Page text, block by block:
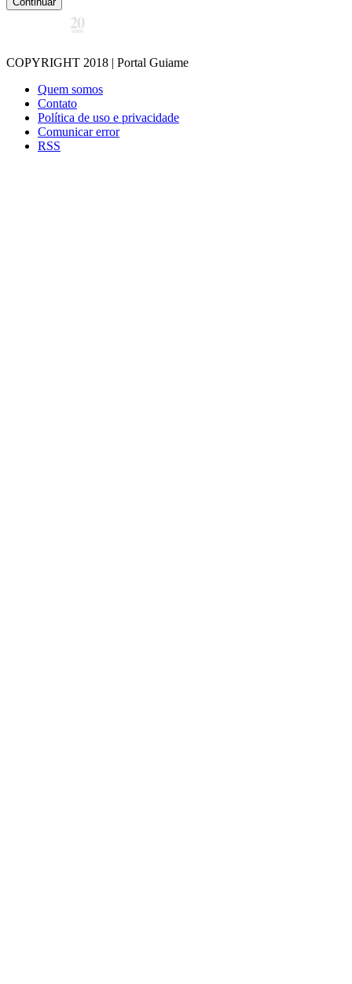
COPYRIGHT 2018 | Portal Guiame
Quem somos
Contato
Política de uso e privacidade
Comunicar error
RSS